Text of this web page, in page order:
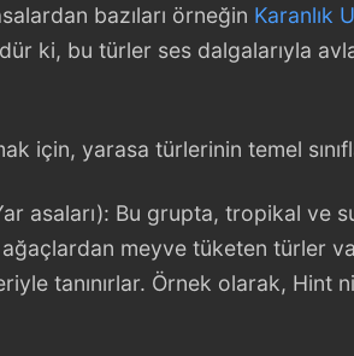
bazıları örneğin Karanlık
ki, bu türler ses dalgalarıyla
için, yarasa türlerinin temel
asaları): Bu grupta, tropikal ve
meyve tüketen türler
tanınırlar. Örnek olarak, Hint